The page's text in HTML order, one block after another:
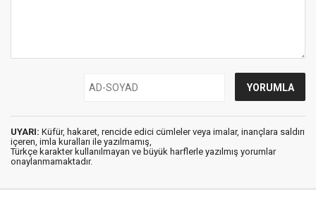
UYARI: Küfür, hakaret, rencide edici cümleler veya imalar, inançlara saldırı
içeren, imla kuralları ile yazılmamış,
Türkçe karakter kullanılmayan ve büyük harflerle yazılmış yorumlar
onaylanmamaktadır.